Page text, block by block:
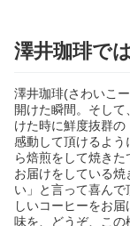
澤井珈琲で
澤井珈琲(さわいこ
開けた瞬間。そし
けた時に鮮度抜群
感動して頂けるよ
ら焙煎をして焼き
お届けをしている
い」と言って喜ん
しいコーヒーをお
味を、どうぞ、こ